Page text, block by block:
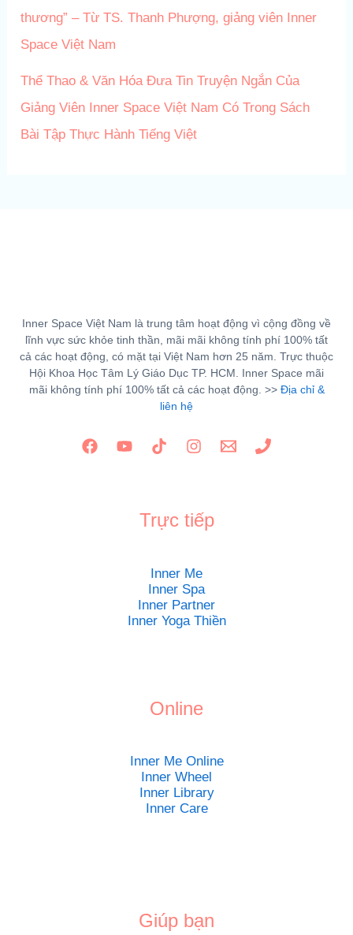
thương” – Từ TS. Thanh Phượng, giảng viên Inner
Space Việt Nam
Thể Thao & Văn Hóa Đưa Tin Truyện Ngắn Của
Giảng Viên Inner Space Việt Nam Có Trong Sách
Bài Tập Thực Hành Tiếng Việt
Inner Space Việt Nam là trung tâm hoạt động vì cộng đồng về
lĩnh vực sức khỏe tinh thần, mãi mãi không tính phí 100% tất
cả các hoạt động, có mặt tại Việt Nam hơn 25 năm. Trực thuộc
Hội Khoa Học Tâm Lý Giáo Dục TP. HCM. Inner Space mãi
mãi không tính phí 100% tất cả các hoạt động. >> Địa chỉ &
liên hệ
Trực tiếp
Inner Me
Inner Spa
Inner Partner
Inner Yoga Thiền
Online
Inner Me Online
Inner Wheel
Inner Library
Inner Care
Giúp bạn